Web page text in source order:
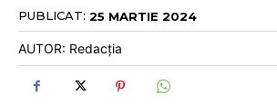
PUBLICAT: 25 MARTIE 2024
AUTOR: Redacția